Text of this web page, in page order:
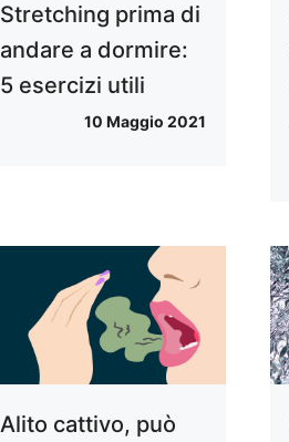
Stretching prima di
andare a dormire:
5 esercizi utili
10 Maggio 2021
Alito cattivo, può